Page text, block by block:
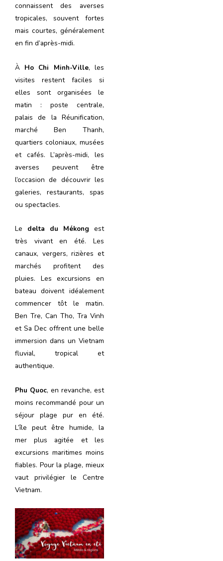
connaissent des averses
tropicales, souvent fortes
mais courtes, généralement
en fin d’après-midi.
À Ho Chi Minh-Ville, les
visites restent faciles si
elles sont organisées le
matin : poste centrale,
palais de la Réunification,
marché Ben Thanh,
quartiers coloniaux, musées
et cafés. L’après-midi, les
averses peuvent être
l’occasion de découvrir les
galeries, restaurants, spas
ou spectacles.
Le delta du Mékong est
très vivant en été. Les
canaux, vergers, rizières et
marchés profitent des
pluies. Les excursions en
bateau doivent idéalement
commencer tôt le matin.
Ben Tre, Can Tho, Tra Vinh
et Sa Dec offrent une belle
immersion dans un Vietnam
fluvial, tropical et
authentique.
Phu Quoc, en revanche, est
moins recommandé pour un
séjour plage pur en été.
L’île peut être humide, la
mer plus agitée et les
excursions maritimes moins
fiables. Pour la plage, mieux
vaut privilégier le Centre
Vietnam.